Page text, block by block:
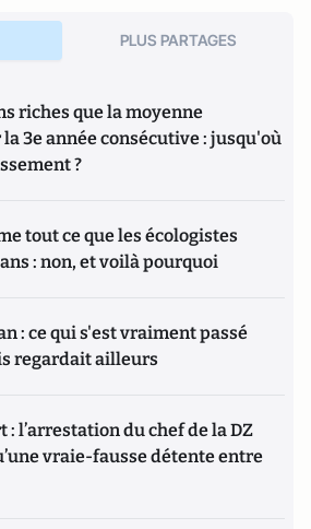
PLUS PARTAGES
riches que la moyenne
3e année consécutive : jusqu'où
?
tout ce que les écologistes
: non, et voilà pourquoi
: ce qui s'est vraiment passé
regardait ailleurs
l’arrestation du chef de la DZ
vraie-fausse détente entre